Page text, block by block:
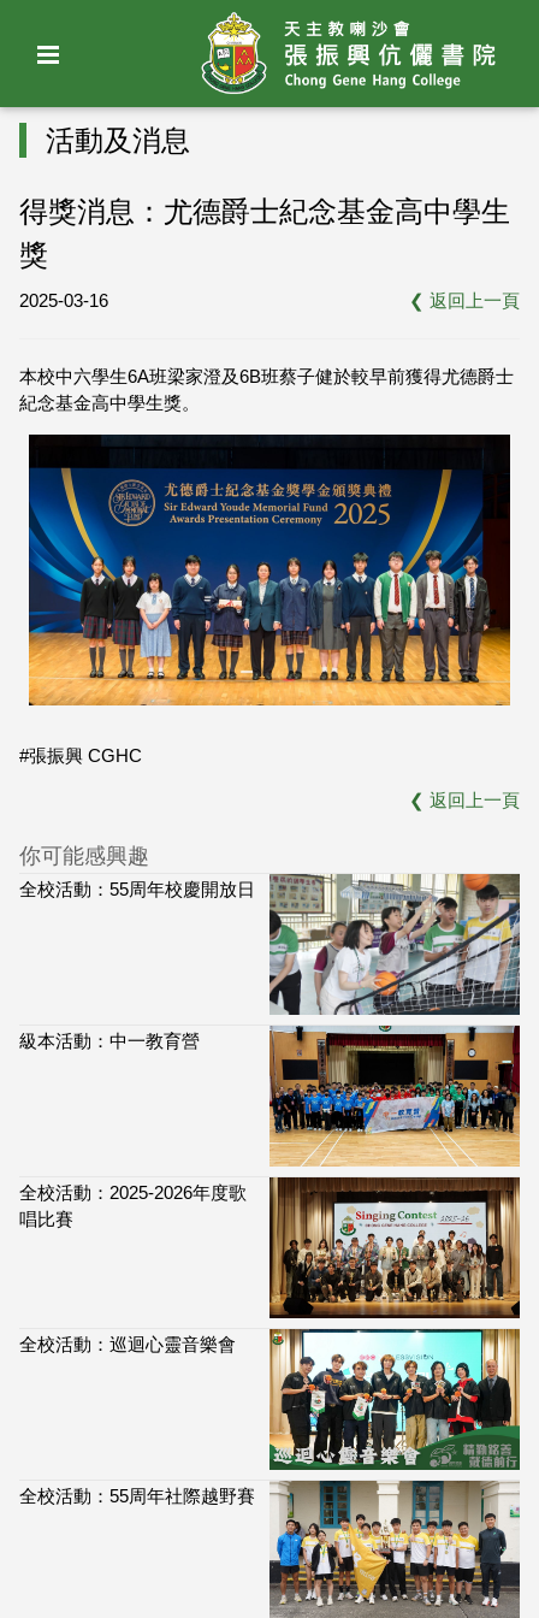
活動及消息
得獎消息：尤德爵士紀念基金高中學生
獎
2025-03-16 ❮ 返回上一頁
本校中六學生6A班梁家澄及6B班蔡子健於較早前獲得尤德爵士
紀念基金高中學生獎。
#張振興 CGHC
❮ 返回上一頁
你可能感興趣
全校活動：55周年校慶開放日
級本活動：中一教育營
全校活動：2025-2026年度歌
唱比賽
全校活動：巡迴心靈音樂會
全校活動：55周年社際越野賽